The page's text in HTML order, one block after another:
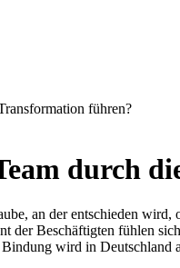
führen?
durch
an der entschieden
Beschäftigten fühlen
wird in Deutschland